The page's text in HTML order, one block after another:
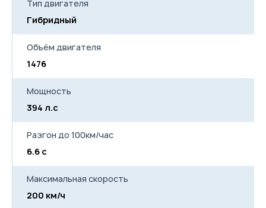
Тип двигателя
Гибридный
Объём двигателя
1476
Мощность
394 л.с
Разгон до 100км/час
6.6 с
Максимальная скорость
200 км/ч